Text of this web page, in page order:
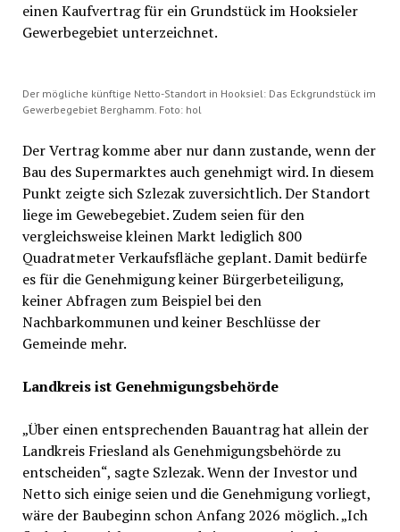
einen Kaufvertrag für ein Grundstück im Hooksieler
Gewerbegebiet unterzeichnet.
Der mögliche künftige Netto-Standort in Hooksiel: Das Eckgrundstück im
Gewerbegebiet Berghamm. Foto: hol
Der Vertrag komme aber nur dann zustande, wenn der
Bau des Supermarktes auch genehmigt wird. In diesem
Punkt zeigte sich Szlezak zuversichtlich. Der Standort
liege im Gewebegebiet. Zudem seien für den
vergleichsweise kleinen Markt lediglich 800
Quadratmeter Verkaufsfläche geplant. Damit bedürfe
es für die Genehmigung keiner Bürgerbeteiligung,
keiner Abfragen zum Beispiel bei den
Nachbarkommunen und keiner Beschlüsse der
Gemeinde mehr.
Landkreis ist Genehmigungsbehörde
„Über einen entsprechenden Bauantrag hat allein der
Landkreis Friesland als Genehmigungsbehörde zu
entscheiden“, sagte Szlezak. Wenn der Investor und
Netto sich einige seien und die Genehmigung vorliegt,
wäre der Baubeginn schon Anfang 2026 möglich. „Ich